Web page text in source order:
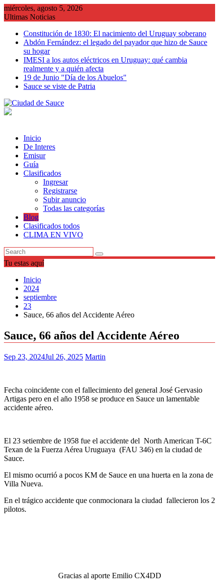
Saltar
al
miércoles, agosto 5, 2026
Ultimas Noticias
Constitución de 1830: El nacimiento del Uruguay soberano
Abdón Fernández: el legado del payador que hizo de Sauce
su hogar
IMESI a los autos eléctricos en Uruguay: qué cambia
realmente y a quién afecta
19 de Junio "Día de los Abuelos"
Sauce se viste de Patria
Inicio
De Interes
Emisur
Guía
Clasificados
Ingresar
Registrarse
Subir anuncio
Todas las categorías
Blog
Clasificados todos
CLIMA EN VIVO
Tu estas aquí
Inicio
2024
septiembre
23
Sauce, 66 años del Accidente Aéreo
Sauce, 66 años del Accidente Aéreo
Sep 23, 2024Jul 26, 2025 Martin
Fecha coincidente con el fallecimiento del general José Gervasio
Artigas pero en el año 1958 se produce en Sauce un lamentable
accidente aéreo.
El 23 setiembre de 1958 fue el accidente del North American T-6C
Texan de la Fuerza Aérea Uruguaya (FAU 346) en la ciudad de
Sauce.
El mismo ocurrió a pocos KM de Sauce en una huerta en la zona de
Villa Nueva.
En el trágico accidente que conmocionara la ciudad fallecieron los 2
pilotos.
Gracias al aporte Emilio CX4DD